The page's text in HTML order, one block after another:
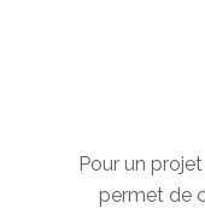
Pour un
permet de